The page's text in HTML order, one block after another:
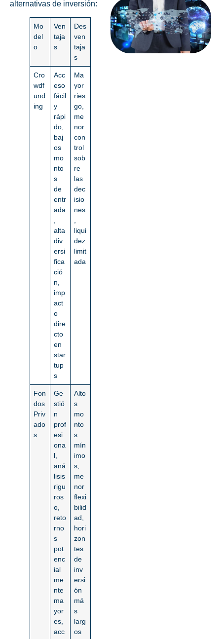
alternativas de inversión:
Mo
del
o
Ven
taja
s
Des
ven
taja
s
Cro
wdf
und
ing
Acc
eso
fácil
y
rápi
do,
baj
os
mo
nto
s
de
entr
ada
alta
div
ersi
fica
ció
n,
imp
act
o
dire
cto
en
star
tup
s
Ma
yor
ries
go,
me
nor
con
trol
sob
re
las
dec
isio
nes
liqui
dez
limit
ada
Fon
dos
Priv
ado
s
Ge
stió
n
prof
esi
ona
l,
aná
lisis
rigu
ros
o,
reto
rno
s
pot
enc
ial
me
nte
ma
yor
es
acc
Alto
s
mo
nto
s
mín
imo
s,
me
nor
flexi
bilid
ad,
hori
zon
tes
de
inv
ersi
ón
má
s
larg
os